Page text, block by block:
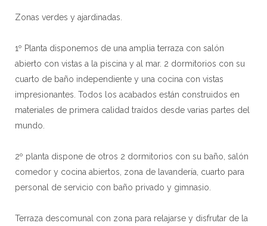
Zonas verdes y ajardinadas.
1º Planta disponemos de una amplia terraza con salón
abierto con vistas a la piscina y al mar. 2 dormitorios con su
cuarto de baño independiente y una cocina con vistas
impresionantes. Todos los acabados están construidos en
materiales de primera calidad traídos desde varias partes del
mundo.
2º planta dispone de otros 2 dormitorios con su baño, salón
comedor y cocina abiertos, zona de lavandería, cuarto para
personal de servicio con baño privado y gimnasio.
Terraza descomunal con zona para relajarse y disfrutar de la